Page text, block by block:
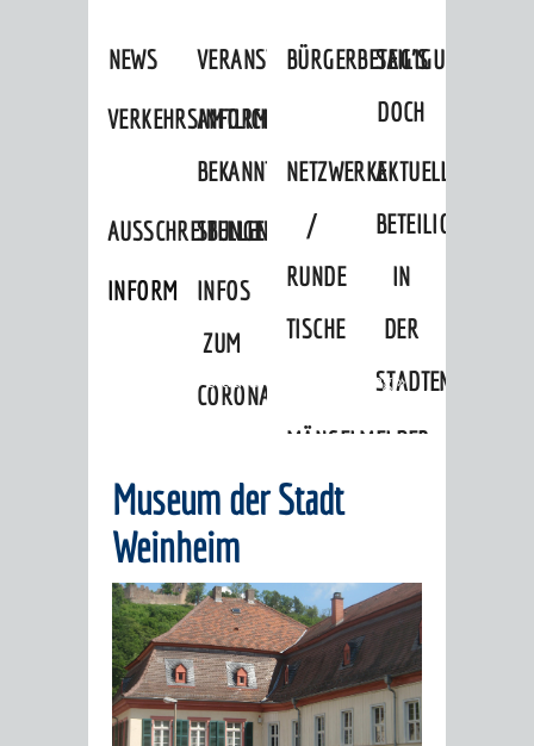
NEWS
VERANSTALTUNGSKALENDER
VERKEHRSINFORMATIONEN
AMTLICHE
BEKANNTMACHUNGEN
AUSSCHREIBUNGEN
INFORMATIONSPFLICHTEN
STELLENANGEBOTE
INFOS
ZUM
CORONAVIRUS
ZUR
UKRAINE
BÜRGERBETEILIGUNG
SAG'S
DOCH
NETZWERKE
/
RUNDE
TISCHE
AKTUELLE
BETEILIGUNGEN
IN
DER
MÄNGELMELDER
UNSERE STADT
STADTPORTRAIT
WAPPENEHRENBÜRGER
STADTGESCHICHTE
»Stadtthemen Bildung»
Museum der Stadt
Weinheim